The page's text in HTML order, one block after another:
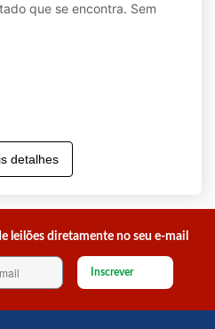
que se encontra. Sem
detalhes
leilões diretamente no seu e-mail
Inscrever